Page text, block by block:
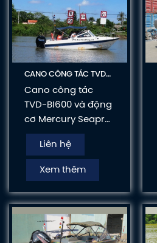
CANO CÔNG TÁC TVD-
BI600
Cano công tác
TVD-BI600 và động
cơ Mercury Seapro
150hp là dòng sản
phẩm công tác
yêu cầu của các
đơn vị tuần tra,
kiểm soát trên
sông.
Liên hệ
Xem thêm